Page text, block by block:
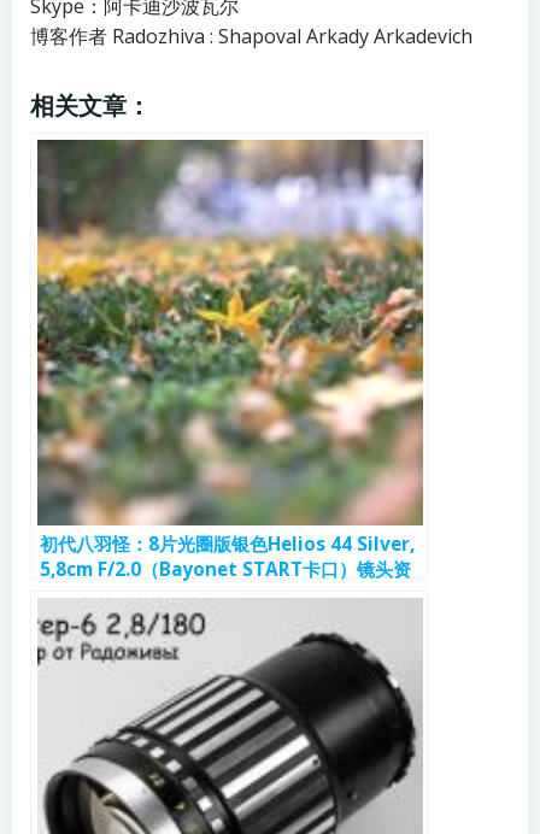
Skype：阿卡迪沙波瓦尔
博客作者 Radozhiva : Shapoval Arkady Arkadevich
相关文章：
初代八羽怪：8片光圈版银色Helios 44 Silver,
5,8cm F/2.0（Bayonet START卡口）镜头资
料和样片